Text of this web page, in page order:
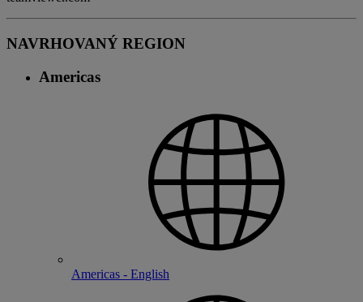
NAVRHOVANÝ REGION
Americas
Americas - English